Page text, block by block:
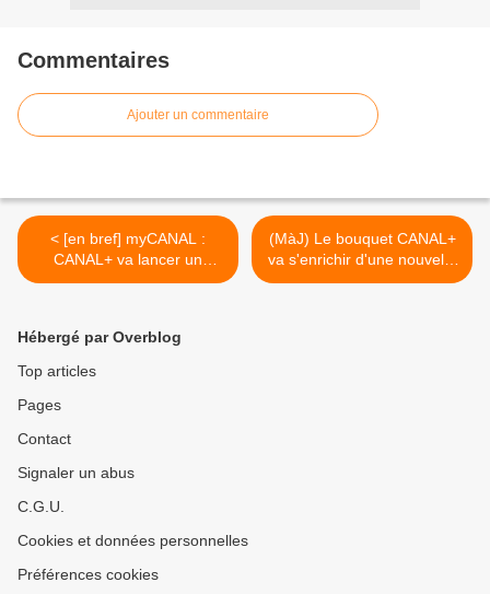
Commentaires
Ajouter un commentaire
< [en bref] myCANAL :
CANAL+ va lancer un
corner dédié au carnaval !
(MàJ) Le bouquet CANAL+
va s'enrichir d'une nouvelle
chaîne ! >
Hébergé par Overblog
Top articles
Pages
Contact
Signaler un abus
C.G.U.
Cookies et données personnelles
Préférences cookies